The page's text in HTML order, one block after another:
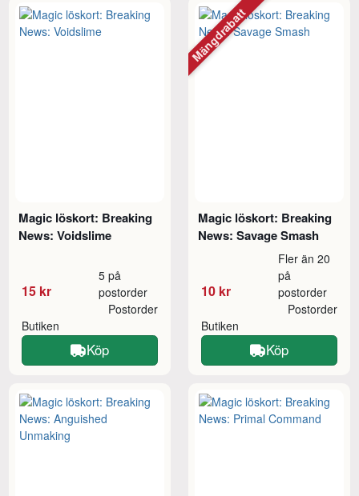
Magic löskort: Breaking
News: Voidslime
15 kr
5 på
postorder
Butiken
Postorder
Köp
Magic löskort: Breaking
News: Savage Smash
10 kr
Fler än 20
på
postorder
Butiken
Postorder
Köp
Mängdrabatt